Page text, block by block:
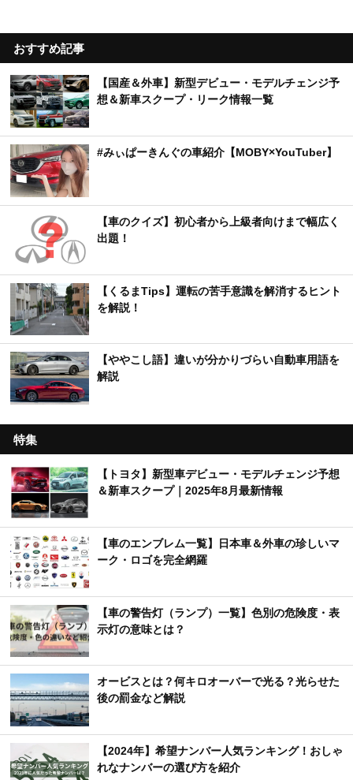
おすすめ記事
【国産＆外車】新型デビュー・モデルチェンジ予
想＆新車スクープ・リーク情報一覧
#みぃぱーきんぐの車紹介【MOBY×YouTuber】
【車のクイズ】初心者から上級者向けまで幅広く
出題！
【くるまTips】運転の苦手意識を解消するヒント
を解説！
【ややこし語】違いが分かりづらい自動車用語を
解説
特集
【トヨタ】新型車デビュー・モデルチェンジ予想
＆新車スクープ｜2025年8月最新情報
【車のエンブレム一覧】日本車＆外車の珍しいマ
ーク・ロゴを完全網羅
【車の警告灯（ランプ）一覧】色別の危険度・表
示灯の意味とは？
オービスとは？何キロオーバーで光る？光らせた
後の罰金など解説
【2024年】希望ナンバー人気ランキング！おしゃ
れなナンバーの選び方を紹介